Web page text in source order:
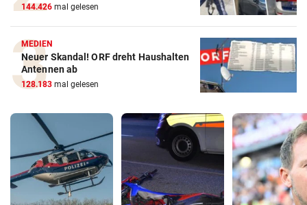
144.426 mal gelesen
MEDIEN
Neuer Skandal! ORF dreht Haushalten
Antennen ab
128.183 mal gelesen